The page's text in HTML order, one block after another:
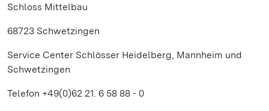
Schloss Mittelbau
68723 Schwetzingen
Service Center Schlösser Heidelberg, Mannheim und
Schwetzingen
Telefon +49(0)62 21. 6 58 88 - 0